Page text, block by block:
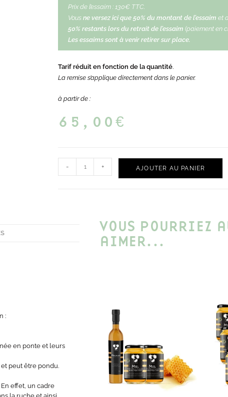
Prix de l’essaim : 130€ TTC.
Vous ne versez ici que 50% du montant de l’essaim et
50% restants lors du retrait de l’essaim (paiement en
Les essaims sont à venir retirer sur place.
Tarif réduit en fonction de la quantité.
La remise s’applique directement dans le panier.
à partir de :
65,00€
- + AJOUTER AU PANIER
:
en ponte et leurs
peut être pondu.
effet, un cadre
VOUS POURRIEZ
AIMER...